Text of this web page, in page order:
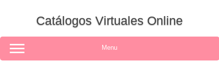
Catálogos Virtuales Online
Menu